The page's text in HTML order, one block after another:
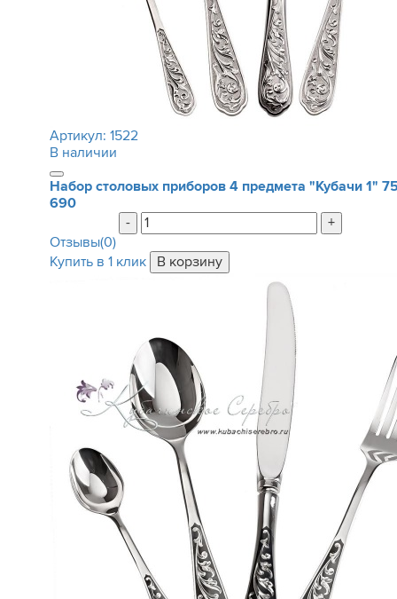
Артикул: 1522
В наличии
Набор столовых приборов 4 предмета "Кубачи 1"
690
-
+
Отзывы(0)
Купить в 1 клик